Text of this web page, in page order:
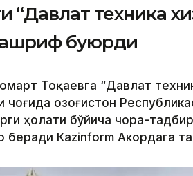
“Давлат техника
буюрди
Тоқаевга “Давлат
Қозоғистон
ҳолати бўйича чора-
беради Каzinform Акордага